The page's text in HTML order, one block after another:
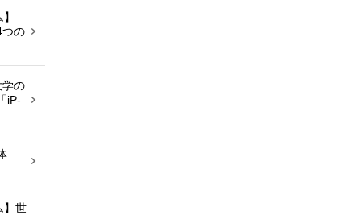
つの
の
iP-
】世